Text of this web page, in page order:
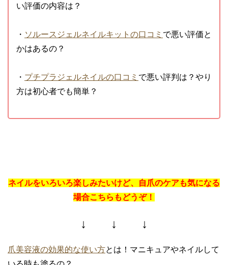
い評価の内容は？
・ ソルースジェルネイルキットの口コミ で悪い評価と
かはあるの？
・ プチプラジェルネイルの口コミ で悪い評判は？やり
方は初心者でも簡単？
ネイルをいろいろ楽しみたいけど、自爪のケアも気になる
場合こちらもどうぞ！
↓ ↓ ↓
爪美容液の効果的な使い方とは！マニキュアやネイルして